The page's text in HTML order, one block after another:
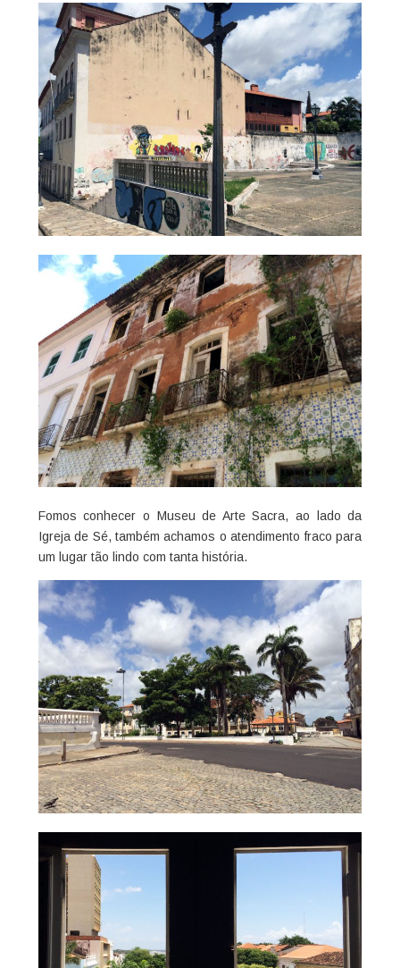
Fomos conhecer o Museu de Arte Sacra, ao lado da
Igreja de Sé, também achamos o atendimento fraco para
um lugar tão lindo com tanta história.